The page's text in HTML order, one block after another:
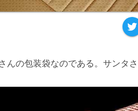
んの包装袋なのである。サンタ